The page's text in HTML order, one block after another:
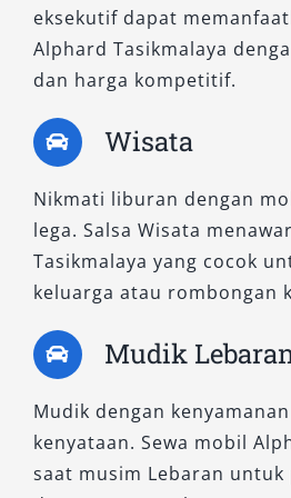
menonjol dalam hal
kabin. Menawarkan
maksimal serta emisi lebih
untuk pengguna yang ingin
lingkungan tanpa
membutuhkan sewa
untuk operasional eksekutif.
Setiap tipe Alphard yang
dirancang untuk memenuhi
kebutuhan mobilitas
dari sewa harian, bulanan,
bisnis atau wisata
menyediakan unit Alphard
eksekutif dapat
Alphard Tasikmalaya
dan harga kompetitif.
Wisata
Nikmati liburan dengan
lega. Salsa Wisata
Tasikmalaya yang cocok
keluarga atau rombongan
Mudik
Mudik dengan
kenyataan. Sewa mobil
saat musim Lebaran untuk